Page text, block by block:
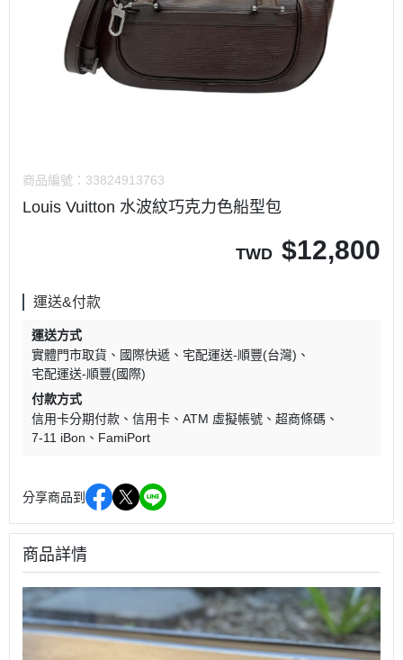
商品編號： 33824913763
Louis Vuitton 水波紋巧克力色船型包
TWD $12,800
運送&付款
運送方式
實體門市取貨
國際快遞
宅配運送-順豐(台灣)
宅配運送-順豐(國際)
付款方式
信用卡分期付款
信用卡 ATM 虛擬帳號
超商條碼
7-11 iBon
FamiPort
分享商品到
商品詳情